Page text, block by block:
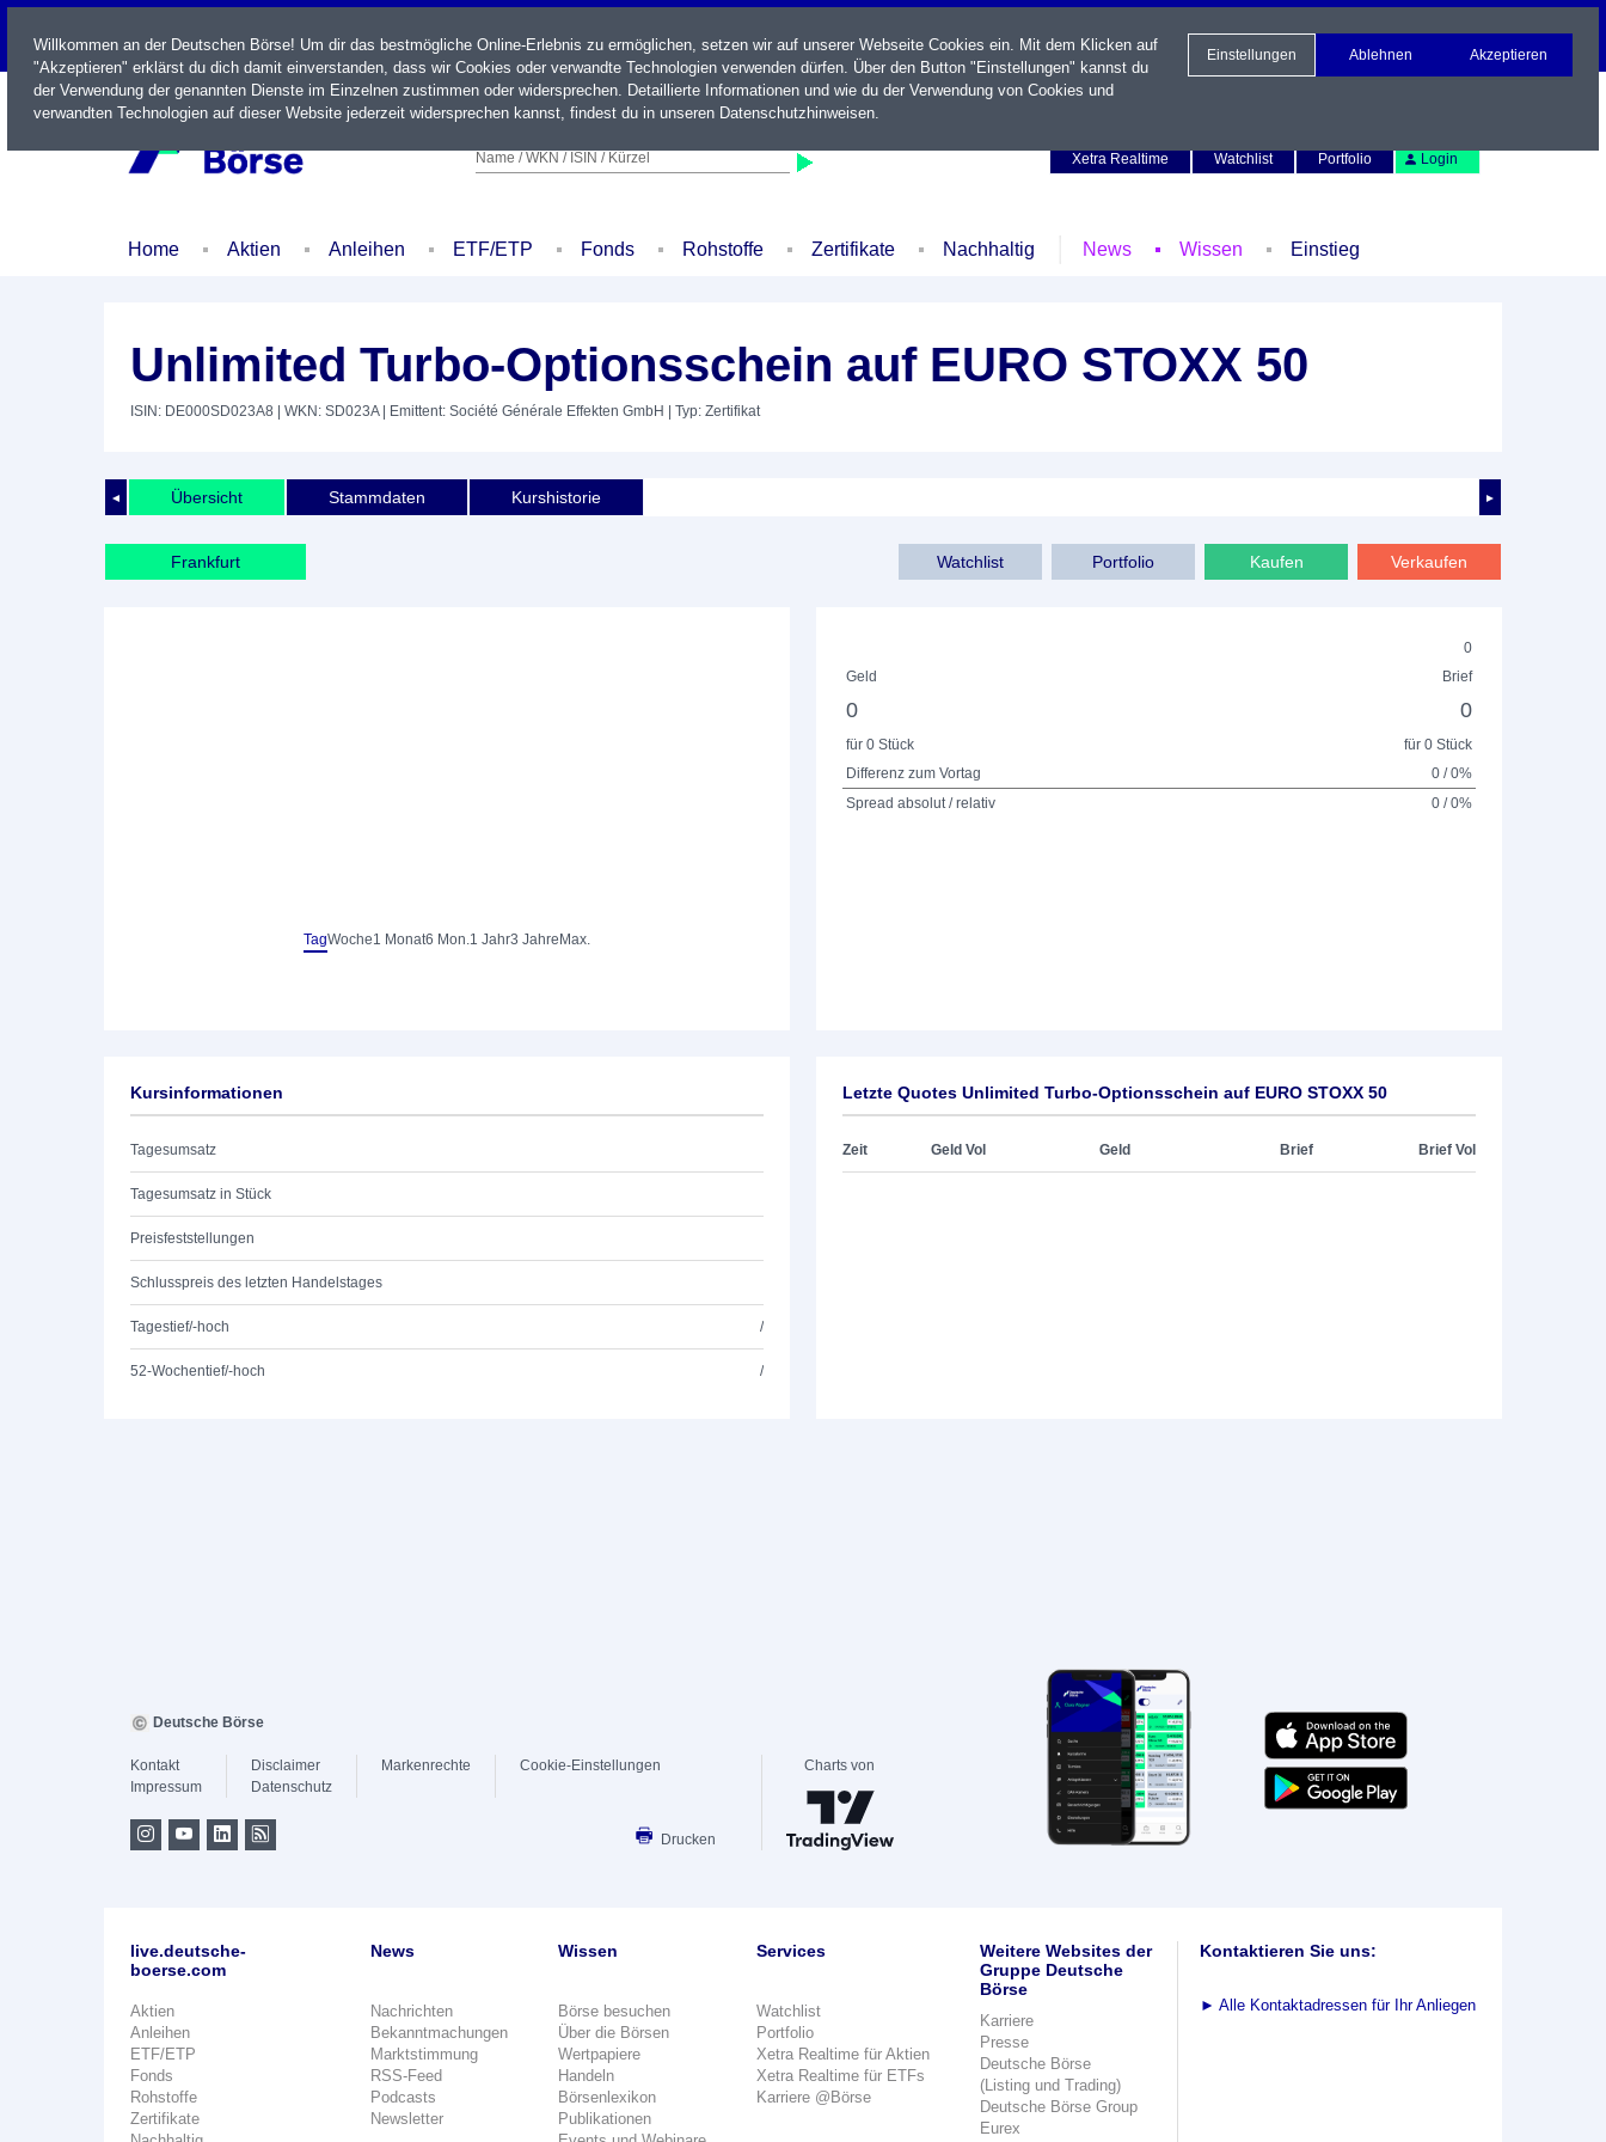
LIVE
Name / WKN / ISIN / Kürzel
Xetra Realtime
Watchlist Portfolio Login
Home Aktien Anleihen ETF/ETP Fonds Rohstoffe Zertifikate Nachhaltig News Wissen Einstieg
Unlimited Turbo-Optionsschein auf EURO STOXX 50
ISIN: DE000SD023A8 | WKN: SD023A| Emittent: Société Générale Effekten GmbH | Typ: Zertifikat
◄ ►
Übersicht Stammdaten Kurshistorie
Frankfurt Verkaufen
Kaufen
Portfolio
Watchlist
TagWoche1 Monat6 Mon.1 Jahr3 Jahre Max.
0
Geld
Brief
0 0
für 0 Stück
für 0 Stück
Differenz zum Vortag
0 / 0%
Spread absolut / relativ
0 / 0%
Kursinformationen
Tagesumsatz
Tagesumsatz in Stück
Preisfeststellungen
Schlusspreis des letzten Handelstages
Tagestief/-hoch /
52-Wochentief/-hoch /
Letzte Quotes Unlimited Turbo-Optionsschein auf EURO STOXX 50
Zeit Geld Vol Geld Brief Brief Vol
Willkommen an der Deutschen Börse! Um dir das bestmögliche Online-Erlebnis zu ermöglichen, setzen wir auf unserer Webseite Cookies ein. Mit dem Klicken auf
"Akzeptieren" erklärst du dich damit einverstanden, dass wir Cookies oder verwandte Technologien verwenden dürfen. Über den Button "Einstellungen" kannst du
der Verwendung der genannten Dienste im Einzelnen zustimmen oder widersprechen. Detaillierte Informationen und wie du der Verwendung von Cookies und
verwandten Technologien auf dieser Website jederzeit widersprechen kannst, findest du in unseren Datenschutzhinweisen.
Einstellungen Ablehnen Akzeptieren
Deutsche Börse
Kontakt
Impressum
Disclaimer
Datenschutz
Markenrechte Cookie-Einstellungen
Drucken
Charts von
live.deutsche-
boerse.com
Aktien
Anleihen
ETF/ETP
Fonds
Rohstoffe
Zertifikate
News
Nachrichten
Bekanntmachungen
Marktstimmung
RSS-Feed
Podcasts
Newsletter
Wissen
Börse besuchen
Über die Börsen
Wertpapiere
Handeln
Börsenlexikon
Publikationen
Services
Watchlist
Portfolio
Xetra Realtime für Aktien
Xetra Realtime für ETFs
Karriere @Börse
Weitere Websites der
Gruppe Deutsche
Börse
Karriere
Presse
Deutsche Börse
(Listing und Trading)
Deutsche Börse Group
Eurex
Kontaktieren Sie uns:
► Alle Kontaktadressen für Ihr Anliegen